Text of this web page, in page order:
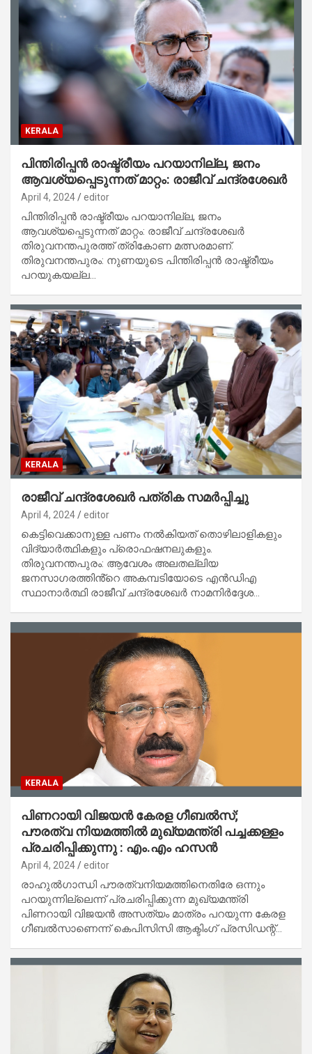
KERALA
പിന്തിരിപ്പൻ രാഷ്ട്രീയം പറയാനില്ല, ജനം
ആവശ്യപ്പെടുന്നത് മാറ്റം: രാജീവ് ചന്ദ്രശേഖർ
April 4, 2024 editor
പിന്തിരിപ്പൻ രാഷ്ട്രീയം പറയാനില്ല, ജനം
ആവശ്യപ്പെടുന്നത് മാറ്റം: രാജീവ് ചന്ദ്രശേഖർ
തിരുവനന്തപുരത്ത് ത്രികോണ മത്സരമാണ്.
തിരുവനന്തപുരം: നുണയുടെ പിന്തിരിപ്പൻ രാഷ്ട്രീയം
പറയുകയല്ല…
KERALA
രാജീവ് ചന്ദ്രശേഖർ പത്രിക സമർപ്പിച്ചു
April 4, 2024 editor
കെട്ടിവെക്കാനുള്ള പണം നൽകിയത് തൊഴിലാളികളും
വിദ്യാർത്ഥികളും പ്രൊഫഷനലുകളും.
തിരുവനന്തപുരം: ആവേശം അലതല്ലിയ
ജനസാഗരത്തിൻ്റെ അകമ്പടിയോടെ എൻഡിഎ
സ്ഥാനാർത്ഥി രാജീവ് ചന്ദ്രശേഖർ നാമനിർദ്ദേശ…
KERALA
പിണറായി വിജയന്‍ കേരള ഗീബല്‍സ്;
പൗരത്വ നിയമത്തില്‍ മുഖ്യമന്ത്രി പച്ചക്കള്ളം
പ്രചരിപ്പിക്കുന്നു : എം.എം ഹസന്‍
April 4, 2024 editor
രാഹുല്‍ഗാന്ധി പൗരത്വനിയമത്തിനെതിരേ ഒന്നും
പറയുന്നില്ലെന്ന് പ്രചരിപ്പിക്കുന്ന മുഖ്യമന്ത്രി
പിണറായി വിജയന്‍ അസത്യം മാത്രം പറയുന്ന കേരള
ഗീബല്‍സാണെന്ന് കെപിസിസി ആക്ടിംഗ് പ്രസിഡന്റ്…